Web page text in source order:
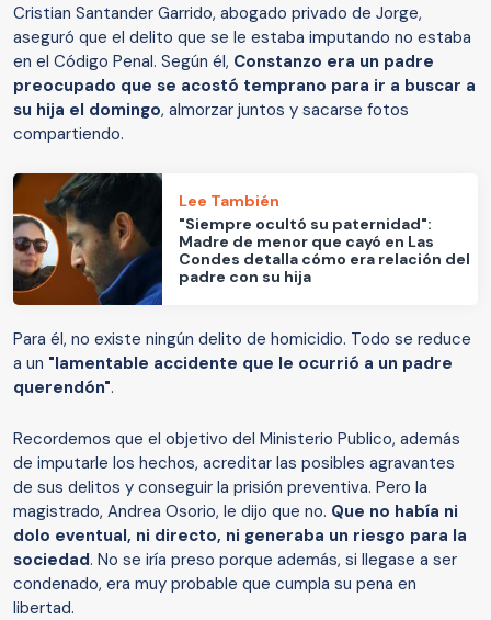
Cristian Santander Garrido, abogado privado de Jorge,
aseguró que el delito que se le estaba imputando no estaba
en el Código Penal. Según él, Constanzo era un padre
preocupado que se acostó temprano para ir a buscar a
su hija el domingo, almorzar juntos y sacarse fotos
compartiendo.
Lee También
"Siempre ocultó su paternidad":
Madre de menor que cayó en Las
Condes detalla cómo era relación del
padre con su hija
Para él, no existe ningún delito de homicidio. Todo se reduce
a un "lamentable accidente que le ocurrió a un padre
querendón".
Recordemos que el objetivo del Ministerio Publico, además
de imputarle los hechos, acreditar las posibles agravantes
de sus delitos y conseguir la prisión preventiva. Pero la
magistrado, Andrea Osorio, le dijo que no. Que no había ni
dolo eventual, ni directo, ni generaba un riesgo para la
sociedad. No se iría preso porque además, si llegase a ser
condenado, era muy probable que cumpla su pena en
libertad.